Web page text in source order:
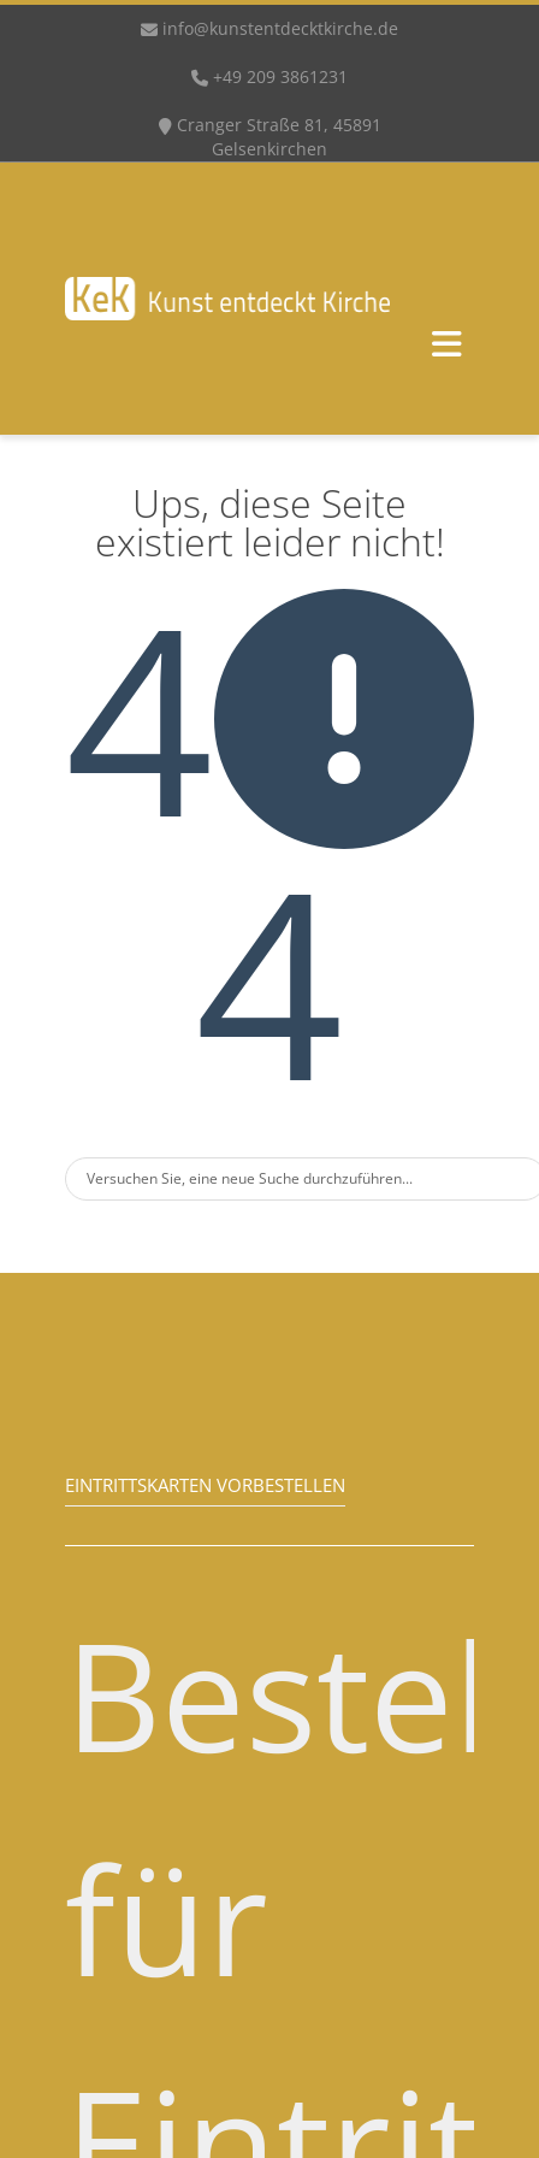
info@kunstentdecktkirche.de
+49 209 3861231
Cranger Straße 81, 45891
Gelsenkirchen
Ups, diese Seite
existiert leider nicht!
4
4
EINTRITTSKARTEN VORBESTELLEN
für